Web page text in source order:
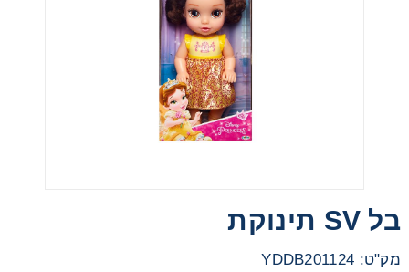
בל SV תינוקת
מק"ט: YDDB201124
משחקים להתפתחות תינוקות
ריהוט לילדים